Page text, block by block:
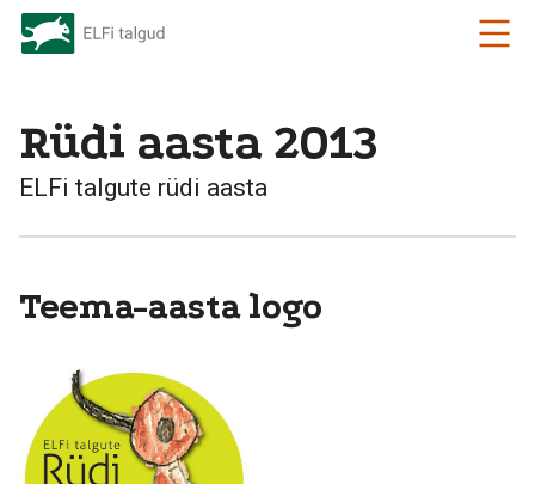
Rüdi aasta 2013
ELFi talgute rüdi aasta
Teema-aasta logo